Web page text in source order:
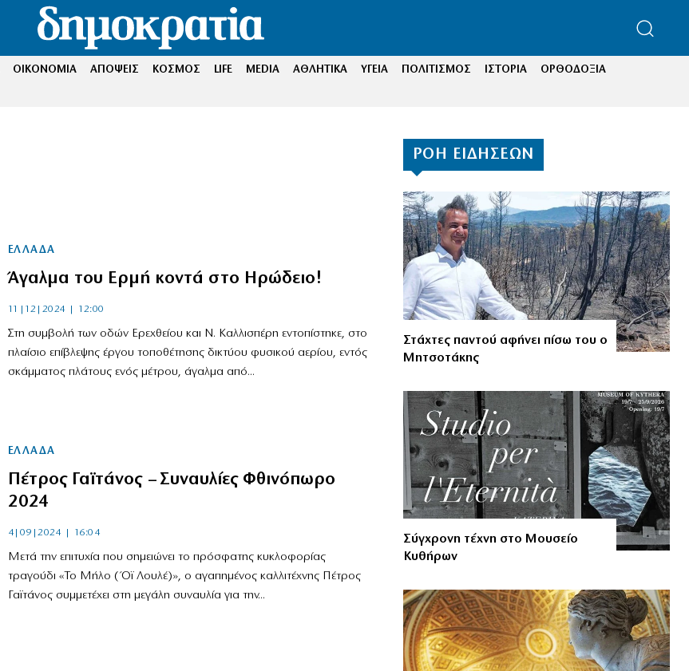
ΟΙΚΟΝΟΜΙΑ ΑΠΟΨΕΙΣ ΚΟΣΜΟΣ LIFE MEDIA ΑΘΛΗΤΙΚΑ ΥΓΕΙΑ ΠΟΛΙΤΙΣΜΟΣ ΙΣΤΟΡΙΑ
ΟΡΘΟΔΟΞΙΑ
ΕΛΛΑΔΑ
Άγαλμα του Ερμή κοντά στο Ηρώδειο!
11|12|2024 | 12:00
Στη συμβολή των οδών Ερεχθείου και Ν. Καλλισπέρη εντοπίστηκε, στο
πλαίσιο επίβλεψης έργου τοποθέτησης δικτύου φυσικού αερίου, εντός
σκάμματος πλάτους ενός μέτρου, άγαλμα από...
ΕΛΛΑΔΑ
Πέτρος Γαϊτάνος – Συναυλίες Φθινόπωρο
2024
4|09|2024 | 16:04
Μετά την επιτυχία που σημειώνει το πρόσφατης κυκλοφορίας
τραγούδι «Το Μήλο (Όϊ Λουλέ)», ο αγαπημένος καλλιτέχνης Πέτρος
Γαϊτάνος συμμετέχει στη μεγάλη συναυλία για την...
ΡΟΗ ΕΙΔΗΣΕΩΝ
Στάχτες παντού αφήνει πίσω του ο
Μητσοτάκης
Σύγχρονη τέχνη στο Μουσείο
Κυθήρων